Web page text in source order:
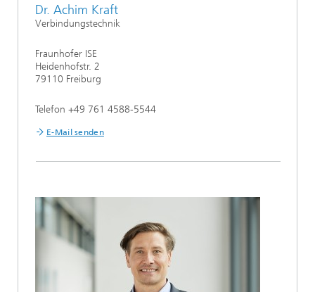
Dr. Achim Kraft
Verbindungstechnik
Fraunhofer ISE
Heidenhofstr. 2
79110 Freiburg
Telefon +49 761 4588-5544
E-Mail senden